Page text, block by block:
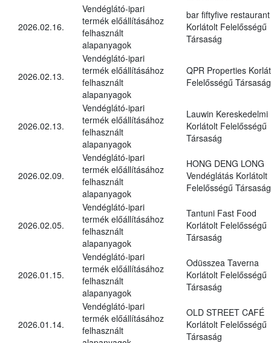
2026.02.16.
Vendéglátó-ipari
termék előállításához
felhasznált
alapanyagok
bar fiftyfive restaurant
Korlátolt Felelősségű
Társaság
2026.02.13.
Vendéglátó-ipari
termék előállításához
felhasznált
alapanyagok
QPR Properties
Felelősségű Társaság
2026.02.13.
Vendéglátó-ipari
termék előállításához
felhasznált
alapanyagok
Lauwin Kereskedelmi
Korlátolt Felelősségű
Társaság
2026.02.09.
Vendéglátó-ipari
termék előállításához
felhasznált
alapanyagok
HONG DENG LONG
Vendéglátás Korlátolt
Felelősségű Társaság
2026.02.05.
Vendéglátó-ipari
termék előállításához
felhasznált
alapanyagok
Tantuni Fast Food
Korlátolt Felelősségű
Társaság
2026.01.15.
Vendéglátó-ipari
termék előállításához
felhasznált
alapanyagok
Odüsszea Taverna
Korlátolt Felelősségű
Társaság
2026.01.14.
Vendéglátó-ipari
termék előállításához
felhasznált
OLD STREET CAFÉ
Korlátolt Felelősségű
Társaság